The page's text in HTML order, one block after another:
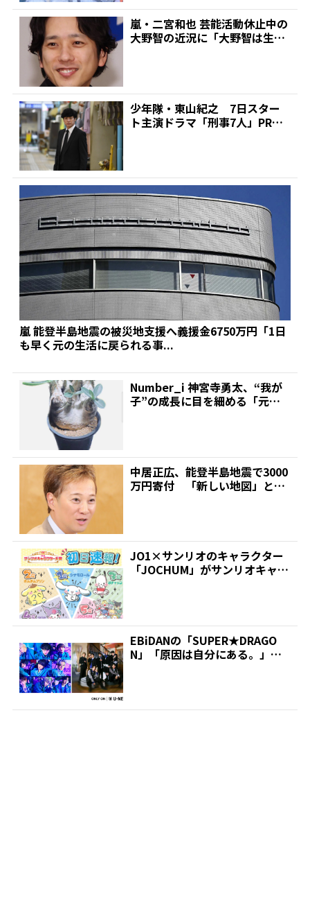
嵐・二宮和也 芸能活動休止中の
大野智の近況に「大野智は生き
少年隊・東山紀之 7日スター
ト主演ドラマ「刑事7人」PR
嵐 能登半島地震の被災地支援へ義援金6750万円「1日
も早く元の生活に戻られる事...
Number_i 神宮寺勇太、“我が
子”の成長に目を細める「元気
中居正広、能登半島地震で3000
万円寄付 「新しい地図」と日
JO1×サンリオのキャラクター
「JOCHUM」がサンリオキャラ
EBiDANの「SUPER★DRAGO
N」「原因は自分にある。」、